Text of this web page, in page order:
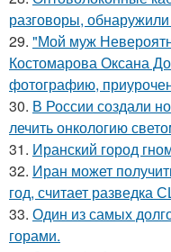
разговоры,
29. "Мой муж
Костомарова Оксана
фотографию,
30. В России создали
лечить онкологию
31. Иранский город
32. Иран может
год, считает разведка
33. Один из самых
горами.